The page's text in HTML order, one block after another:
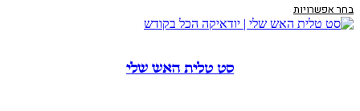
בחר אפשרויות
סט טלית האש שלי